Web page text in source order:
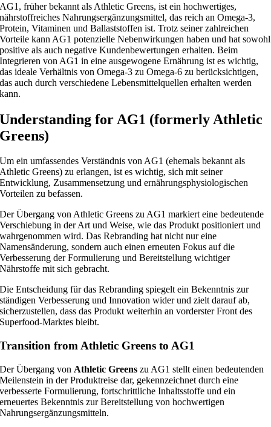
AG1, früher bekannt als Athletic Greens, ist ein hochwertiges,
nährstoffreiches Nahrungsergänzungsmittel, das reich an Omega-3,
Protein, Vitaminen und Ballaststoffen ist. Trotz seiner zahlreichen
Vorteile kann AG1 potenzielle Nebenwirkungen haben und hat sowohl
positive als auch negative Kundenbewertungen erhalten. Beim
Integrieren von AG1 in eine ausgewogene Ernährung ist es wichtig,
das ideale Verhältnis von Omega-3 zu Omega-6 zu berücksichtigen,
das auch durch verschiedene Lebensmittelquellen erhalten werden
kann.
Understanding for AG1 (formerly Athletic
Greens)
Um ein umfassendes Verständnis von AG1 (ehemals bekannt als
Athletic Greens) zu erlangen, ist es wichtig, sich mit seiner
Entwicklung, Zusammensetzung und ernährungsphysiologischen
Vorteilen zu befassen.
Der Übergang von Athletic Greens zu AG1 markiert eine bedeutende
Verschiebung in der Art und Weise, wie das Produkt positioniert und
wahrgenommen wird. Das Rebranding hat nicht nur eine
Namensänderung, sondern auch einen erneuten Fokus auf die
Verbesserung der Formulierung und Bereitstellung wichtiger
Nährstoffe mit sich gebracht.
Die Entscheidung für das Rebranding spiegelt ein Bekenntnis zur
ständigen Verbesserung und Innovation wider und zielt darauf ab,
sicherzustellen, dass das Produkt weiterhin an vorderster Front des
Superfood-Marktes bleibt.
Transition from Athletic Greens to AG1
Der Übergang von Athletic Greenszu AG1 stellt einen bedeutenden
Meilenstein in der Produktreise dar, gekennzeichnet durch eine
verbesserte Formulierung, fortschrittliche Inhaltsstoffe und ein
erneuertes Bekenntnis zur Bereitstellung von hochwertigen
Nahrungsergänzungsmitteln.